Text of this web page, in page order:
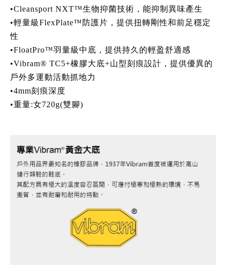
•Cleansport NXT™生物抑菌技術，能抑制異味產生
•輕量級FlexPlate™防護片，提供扭轉剛性和前足穩定
性
•FloatPro™羽量級中底，提供持久的輕盈舒適感
•Vibram® TC5+橡膠大底+山型刻痕設計，提供優異的
戶外多運動活動抓地力
•4mm刻痕深度
•重量:女720g(雙腳)